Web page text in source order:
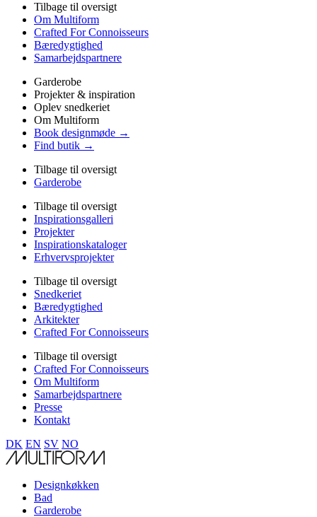
Tilbage til oversigt
Om Multiform
Crafted For Connoisseurs
Bæredygtighed
Samarbejdspartnere
Garderobe
Projekter & inspiration
Oplev snedkeriet
Om Multiform
Book designmøde →
Find butik →
Tilbage til oversigt
Garderobe
Tilbage til oversigt
Inspirationsgalleri
Projekter
Inspirationskataloger
Erhvervsprojekter
Tilbage til oversigt
Snedkeriet
Bæredygtighed
Arkitekter
Crafted For Connoisseurs
Tilbage til oversigt
Crafted For Connoisseurs
Om Multiform
Samarbejdspartnere
Presse
Kontakt
DK EN SV NO
Designkøkken
Bad
Garderobe